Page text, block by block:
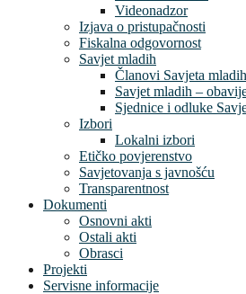
Videonadzor
Izjava o pristupačnosti
Fiskalna odgovornost
Savjet mladih
Članovi Savjeta mladih
Savjet mladih –
Sjednice i odluke
Izbori
Lokalni izbori
Etičko povjerenstvo
Savjetovanja s javnošću
Transparentnost
Dokumenti
Osnovni akti
Ostali akti
Obrasci
Projekti
Servisne informacije